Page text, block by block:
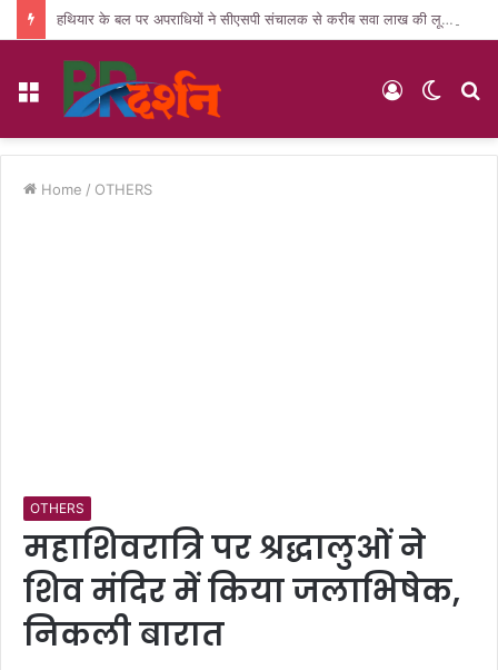
हथियार के बल पर अपराधियों ने सीएसपी संचालक से करीब सवा लाख की लूट, जांच में जुटी पुलिस
Menu
Switch
Log
Home / OTHERS
OTHERS
महाशिवरात्रि पर श्रद्धालुओं ने
शिव मंदिर में किया जलाभिषेक,
निकली बारात